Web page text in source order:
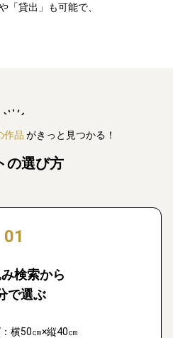
「貸出」も可能で、
作品 がきっと見つかる！
の選び方
01
検索から
で選ぶ
横50㎝×縦40㎝